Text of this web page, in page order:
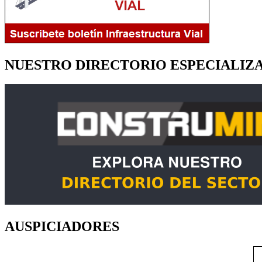
NUESTRO DIRECTORIO
AUSPICIADORES